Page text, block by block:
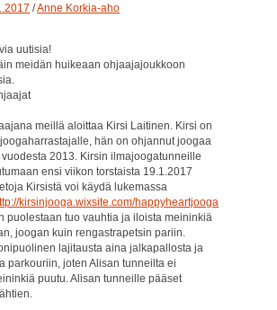
/Anne Korkia-aho
uutisia!
meidän huikeaan ohjaajajoukkoon
meillä aloittaa Kirsi Laitinen. Kirsi on
hän on ohjannut joogaa
2013. Kirsin ilmajoogatunneille
ensi viikon torstaista 19.1.2017
Kirsistä voi käydä lukemassa
kirsinjooga.wixsite.com/happyheartjooga
puolestaan tuo vauhtia ja iloista meininkiä
joogan kuin rengastrapetsin pariin.
lajitausta aina jalkapallosta ja
parkouriin, joten Alisan tunneilta ei
puutu. Alisan tunneille pääset